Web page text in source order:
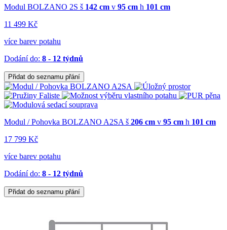
Modul BOLZANO 2S š 142 cm v 95 cm h 101 cm
11 499 Kč
více barev potahu
Dodání do: 8 - 12 týdnů
Přidat do seznamu přání
Modul / Pohovka BOLZANO A2SA š 206 cm v 95 cm h 101 cm
17 799 Kč
více barev potahu
Dodání do: 8 - 12 týdnů
Přidat do seznamu přání